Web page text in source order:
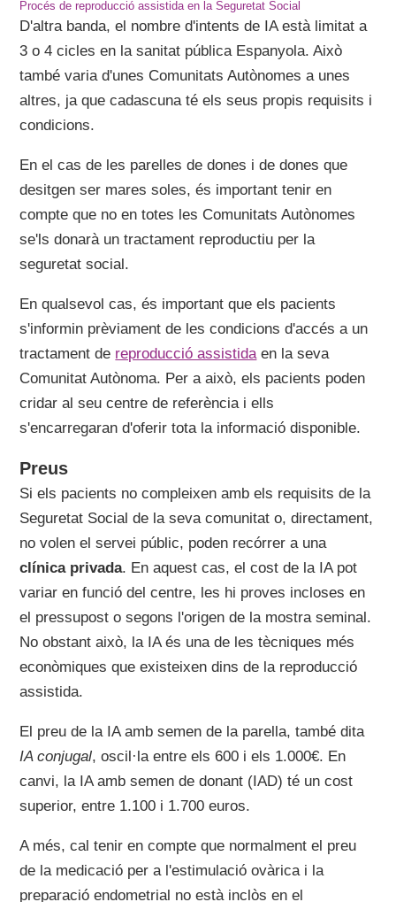
Procés de reproducció assistida en la Seguretat Social
D'altra banda, el nombre d'intents de IA està limitat a
3 o 4 cicles en la sanitat pública Espanyola. Això
també varia d'unes Comunitats Autònomes a unes
altres, ja que cadascuna té els seus propis requisits i
condicions.
En el cas de les parelles de dones i de dones que
desitgen ser mares soles, és important tenir en
compte que no en totes les Comunitats Autònomes
se'ls donarà un tractament reproductiu per la
seguretat social.
En qualsevol cas, és important que els pacients
s'informin prèviament de les condicions d'accés a un
tractament de reproducció assistidaen la seva
Comunitat Autònoma. Per a això, els pacients poden
cridar al seu centre de referència i ells
s'encarregaran d'oferir tota la informació disponible.
Preus
Si els pacients no compleixen amb els requisits de la
Seguretat Social de la seva comunitat o, directament,
no volen el servei públic, poden recórrer a una
clínica privada. En aquest cas, el cost de la IA pot
variar en funció del centre, les hi proves incloses en
el pressupost o segons l'origen de la mostra seminal.
No obstant això, la IA és una de les tècniques més
econòmiques que existeixen dins de la reproducció
assistida.
El preu de la IA amb semen de la parella, també dita
IA conjugal, oscil·la entre els 600 i els 1.000€. En
canvi, la IA amb semen de donant (IAD) té un cost
superior, entre 1.100 i 1.700 euros.
A més, cal tenir en compte que normalment el preu
de la medicació per a l'estimulació ovàrica i la
preparació endometrial no està inclòs en el